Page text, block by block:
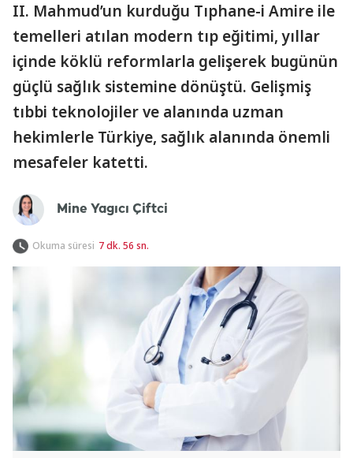
II. Mahmud’un kurduğu Tıphane-i Amire ile
temelleri atılan modern tıp eğitimi, yıllar
içinde köklü reformlarla gelişerek bugünün
güçlü sağlık sistemine dönüştü. Gelişmiş
tıbbi teknolojiler ve alanında uzman
hekimlerle Türkiye, sağlık alanında önemli
mesafeler katetti.
Mine Yagıcı Çiftci
Okuma süresi 7 dk. 56 sn.